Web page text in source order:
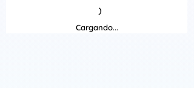
Cargando...